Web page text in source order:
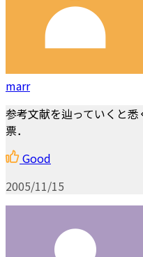
marr
参考文献を辿っていくと
票．
Good
2005/11/15